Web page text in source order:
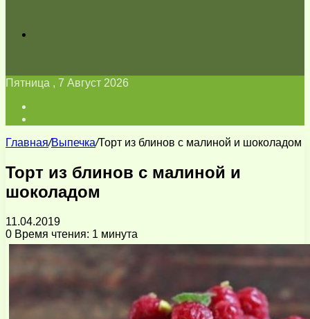
Пятница , 7 Август 2026
Главная/Выпечка/Торт из блинов с малиной и шоколадом
Торт из блинов с малиной и
шоколадом
11.04.2019
0 Время чтения: 1 минута